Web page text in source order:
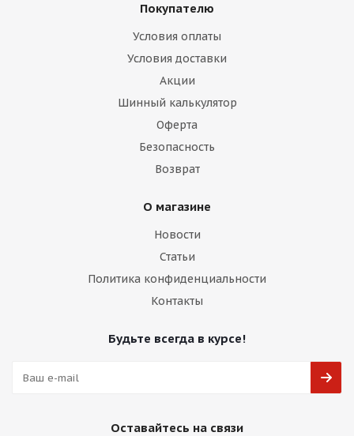
Покупателю
Условия оплаты
Условия доставки
Акции
Шинный калькулятор
Оферта
Безопасность
Возврат
О магазине
Новости
Статьи
Политика конфиденциальности
Контакты
Будьте всегда в курсе!
Оставайтесь на связи